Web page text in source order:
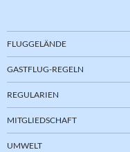
FLUGGELÄNDE
GASTFLUG-REGELN
REGULARIEN
MITGLIEDSCHAFT
UMWELT